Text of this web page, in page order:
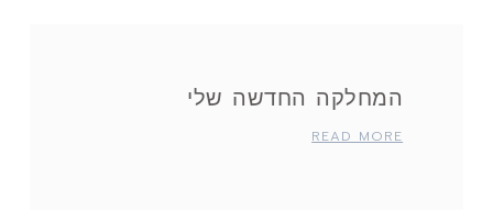
המחלקה החדשה שלי
READ MORE